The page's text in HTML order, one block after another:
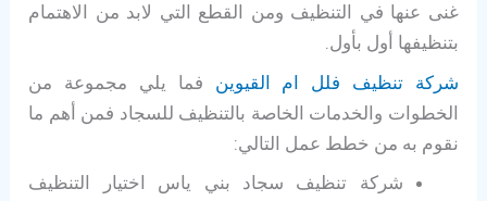
غنى عنها في التنظيف ومن القطع التي لابد من الاهتمام
بتنظيفها أول بأول.
شركة تنظيف فلل ام القيوين فما يلي مجموعة من
الخطوات والخدمات الخاصة بالتنظيف للسجاد فمن أهم ما
نقوم به من خطط عمل التالي:
شركة تنظيف سجاد بني ياس اختيار التنظيف